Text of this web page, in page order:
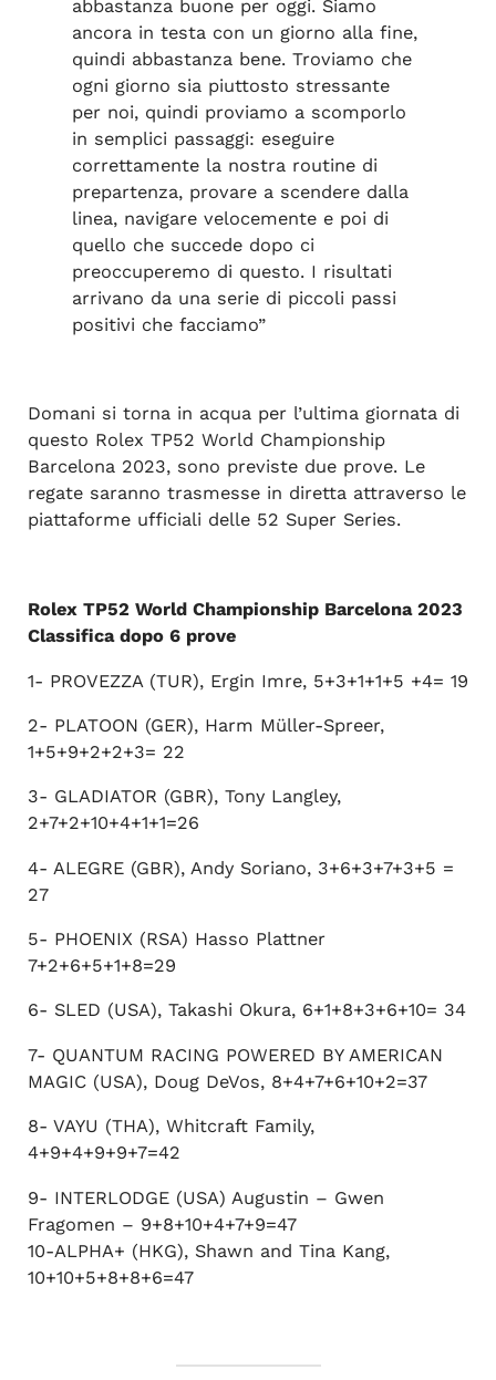
abbastanza buone per oggi. Siamo
ancora in testa con un giorno alla fine,
quindi abbastanza bene. Troviamo che
ogni giorno sia piuttosto stressante
per noi, quindi proviamo a scomporlo
in semplici passaggi: eseguire
correttamente la nostra routine di
prepartenza, provare a scendere dalla
linea, navigare velocemente e poi di
quello che succede dopo ci
preoccuperemo di questo. I risultati
arrivano da una serie di piccoli passi
positivi che facciamo”
Domani si torna in acqua per l’ultima giornata di
questo Rolex TP52 World Championship
Barcelona 2023, sono previste due prove. Le
regate saranno trasmesse in diretta attraverso le
piattaforme ufficiali delle 52 Super Series.
Rolex TP52 World Championship Barcelona 2023
Classifica dopo 6 prove
1- PROVEZZA (TUR), Ergin Imre, 5+3+1+1+5 +4= 19
2- PLATOON (GER), Harm Müller-Spreer,
1+5+9+2+2+3= 22
3- GLADIATOR (GBR), Tony Langley,
2+7+2+10+4+1+1=26
4- ALEGRE (GBR), Andy Soriano, 3+6+3+7+3+5 =
27
5- PHOENIX (RSA) Hasso Plattner
7+2+6+5+1+8=29
6- SLED (USA), Takashi Okura, 6+1+8+3+6+10= 34
7- QUANTUM RACING POWERED BY AMERICAN
MAGIC (USA), Doug DeVos, 8+4+7+6+10+2=37
8- VAYU (THA), Whitcraft Family,
4+9+4+9+9+7=42
9- INTERLODGE (USA) Augustin – Gwen
Fragomen – 9+8+10+4+7+9=47
10-ALPHA+ (HKG), Shawn and Tina Kang,
10+10+5+8+8+6=47